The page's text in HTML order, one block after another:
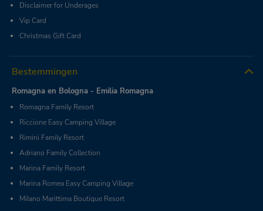
Disclaimer for Underages
Vip Card
Christmas Gift Card
Bestemmingen
Romagna en Bologna - Emilia Romagna
Romagna Family Resort
Riccione Easy Camping Village
Rimini Family Resort
Adriano Family Collection
Marina Family Resort
Marina Romea Easy Camping Village
Milano Marittima Boutique Resort